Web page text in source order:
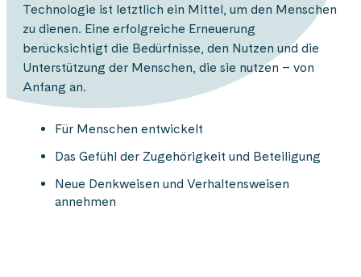
Technologie ist letztlich ein Mittel, um den Menschen
zu dienen. Eine erfolgreiche Erneuerung
berücksichtigt die Bedürfnisse, den Nutzen und die
Unterstützung der Menschen, die sie nutzen – von
Anfang an.
Für Menschen entwickelt
Das Gefühl der Zugehörigkeit und Beteiligung
Neue Denkweisen und Verhaltensweisen
annehmen